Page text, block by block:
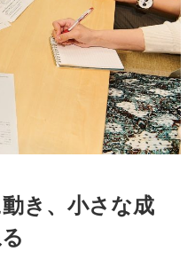
き、小さな成